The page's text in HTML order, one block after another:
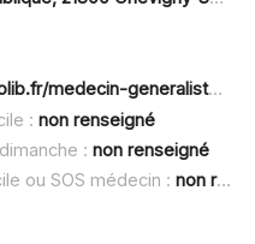
chevigny-saint-sauveur/patrick-garnier
: non renseigné
: non renseigné
ou SOS médecin : non renseigné